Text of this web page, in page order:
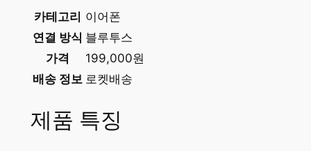
카테고리 이어폰
연결 방식 블루투스
가격
199,000원
배송 정보 로켓배송
제품 특징